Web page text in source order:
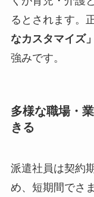
るとされます。
なカスタマイズ
強みです。
多様な職場・
きる
派遣社員は契約
め、短期間でさ